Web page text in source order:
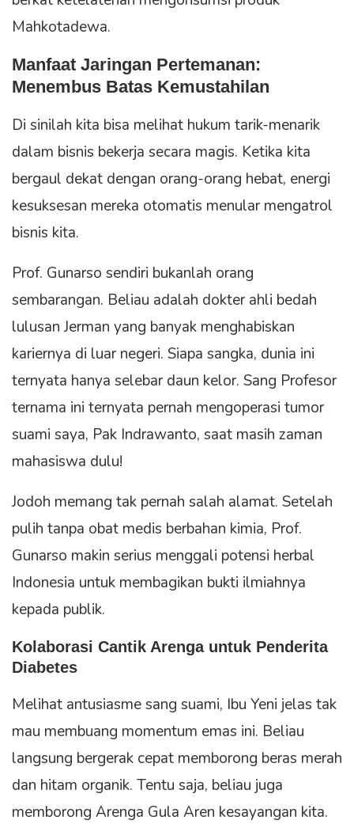
Mahkotadewa.
Manfaat Jaringan Pertemanan:
Menembus Batas Kemustahilan
Di sinilah kita bisa melihat hukum tarik-menarik
dalam bisnis bekerja secara magis. Ketika kita
bergaul dekat dengan orang-orang hebat, energi
kesuksesan mereka otomatis menular mengatrol
bisnis kita.
Prof. Gunarso sendiri bukanlah orang
sembarangan. Beliau adalah dokter ahli bedah
lulusan Jerman yang banyak menghabiskan
kariernya di luar negeri. Siapa sangka, dunia ini
ternyata hanya selebar daun kelor. Sang Profesor
ternama ini ternyata pernah mengoperasi tumor
suami saya, Pak Indrawanto, saat masih zaman
mahasiswa dulu!
Jodoh memang tak pernah salah alamat. Setelah
pulih tanpa obat medis berbahan kimia, Prof.
Gunarso makin serius menggali potensi herbal
Indonesia untuk membagikan bukti ilmiahnya
kepada publik.
Kolaborasi Cantik Arenga untuk Penderita
Diabetes
Melihat antusiasme sang suami, Ibu Yeni jelas tak
mau membuang momentum emas ini. Beliau
langsung bergerak cepat memborong beras merah
dan hitam organik. Tentu saja, beliau juga
memborong Arenga Gula Aren kesayangan kita.